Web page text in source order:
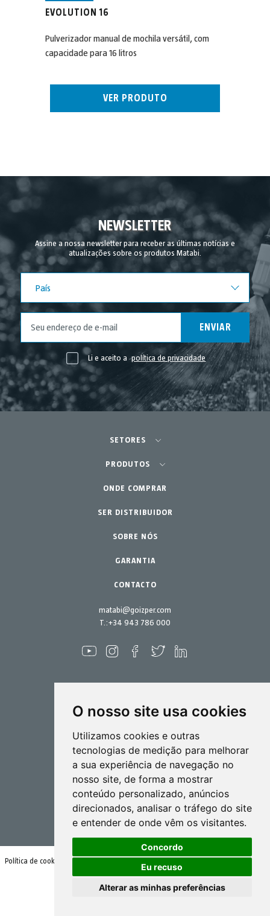
O nosso site usa cookies
Utilizamos cookies e outras
tecnologias de medição para melhorar
a sua experiência de navegação no
nosso site, de forma a mostrar
conteúdo personalizado, anúncios
direcionados, analisar o tráfego do site
e entender de onde vêm os visitantes.
Concordo
Eu recuso
Alterar as minhas preferências
EVOLUTION 16
Pulverizador manual de mochila versátil, com
capacidade para 16 litros
VER PRODUTO
NEWSLETTER
Assine a nossa newsletter para receber as últimas notícias e
atualizações sobre os produtos Matabi.
País
ENVIAR
Li e aceito a política de privacidade
matabi@goizper.com
T.:+34 943 786 000
Pulverização
Biotecnlogia
Industrial
SETORES
Agricultura - Horta
Horta Urbana
Jardinagem Profissional
Lar - Jardim
PRODUTOS
Equipamentos
Acessórios
Peças de reposição
Kits de manutenção
ONDE COMPRAR
SER DISTRIBUIDOR
SOBRE NÓS
GARANTIA
CONTACTO
Goizper S.Coop.
Antigua, 4
20577 Antzuola (Gipuzkoa)
Spain
© Goizper Group 2020
Política de cookies